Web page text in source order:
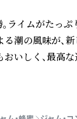
ライムがたっぷ
潮の風味が、
いしく、最高な